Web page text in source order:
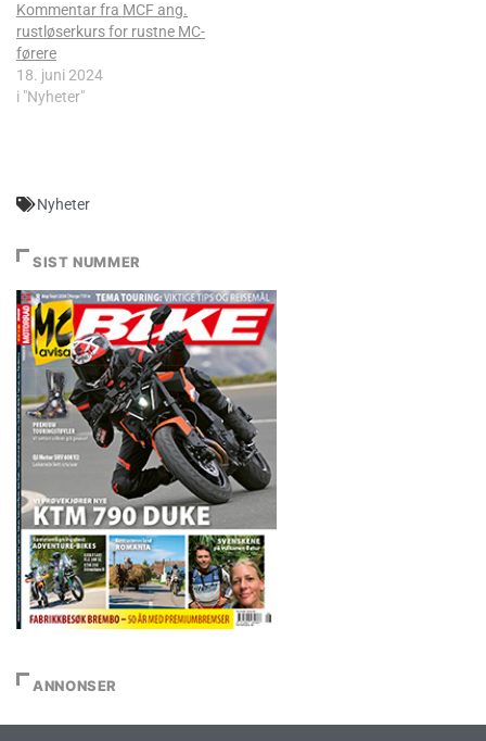
Kommentar fra MCF ang.
rustløserkurs for rustne MC-
førere
18. juni 2024
i "Nyheter"
Nyheter
SIST NUMMER
ANNONSER